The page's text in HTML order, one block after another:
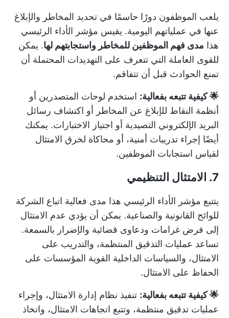
يلعب الموظفون دورًا حاسمًا في تحديد المخاطر والإبلاغ
عنها في عملياتهم اليومية. يقيس مؤشر الأداء الرئيسي
هذا مدى فهم الموظفين للمخاطر واستجابتهم لها. يمكن
للقوى العاملة التي تتعرف على التهديدات المحتملة أن
تمنع الحوادث قبل أن تتفاقم.
🌟 كيفية تتبعه بفعالية: استخدم لوحات المتصدرين أو
أنظمة النقاط للإبلاغ عن المخاطر أو اكتشاف رسائل
البريد الإلكتروني التصيدية أو اجتياز الاختبارات. يمكنك
أيضًا إجراء تدريبات أمنية، أو محاكاة لخرق الامتثال
لقياس استجابات الموظفين.
7. الامتثال التنظيمي
يتتبع مؤشر الأداء الرئيسي هذا مدى فعالية اتباع الشركة
للوائح القانونية والصناعية. يمكن أن يؤدي عدم الامتثال
إلى فرض غرامات ودعاوى قضائية والإضرار بالسمعة.
تساعد عمليات التدقيق المنتظمة، والتدريب على
الامتثال، والسياسات الداخلية القوية المؤسسات على
الحفاظ على الامتثال.
🌟 كيفية تتبعه بفعالية: تنفيذ نظام إدارة الامتثال، وإجراء
عمليات تدقيق منتظمة، وتتبع اتجاهات الامتثال، واتخاذ